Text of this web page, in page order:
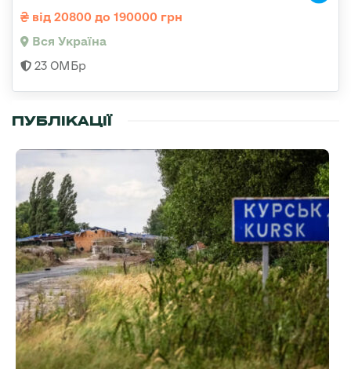
від 20800 до 190000 грн
Вся Україна
23 ОМБр
ПУБЛІКАЦІЇ